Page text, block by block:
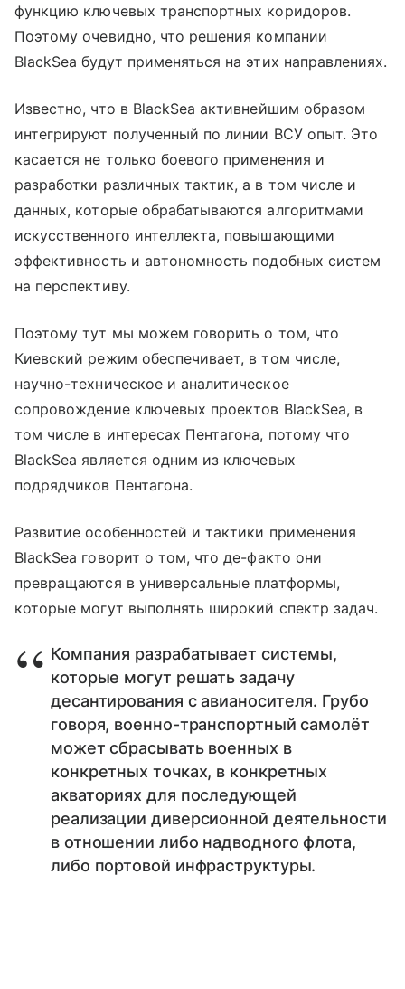
функцию ключевых транспортных коридоров.
Поэтому очевидно, что решения компании
BlackSea будут применяться на этих направлениях.
Известно, что в BlackSea активнейшим образом
интегрируют полученный по линии ВСУ опыт. Это
касается не только боевого применения и
разработки различных тактик, а в том числе и
данных, которые обрабатываются алгоритмами
искусственного интеллекта, повышающими
эффективность и автономность подобных систем
на перспективу.
Поэтому тут мы можем говорить о том, что
Киевский режим обеспечивает, в том числе,
научно-техническое и аналитическое
сопровождение ключевых проектов BlackSea, в
том числе в интересах Пентагона, потому что
BlackSea является одним из ключевых
подрядчиков Пентагона.
Развитие особенностей и тактики применения
BlackSea говорит о том, что де-факто они
превращаются в универсальные платформы,
которые могут выполнять широкий спектр задач.
Компания разрабатывает системы,
которые могут решать задачу
десантирования с авианосителя. Грубо
говоря, военно-транспортный самолёт
может сбрасывать военных в
конкретных точках, в конкретных
акваториях для последующей
реализации диверсионной деятельности
в отношении либо надводного флота,
либо портовой инфраструктуры.